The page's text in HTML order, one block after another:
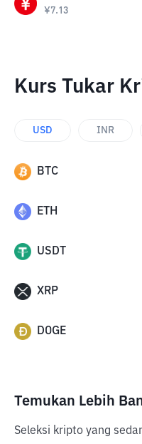
¥7.13
Kurs Tukar
USD INR
BTC
ETH
USDT
XRP
DOGE
Temukan Lebih
Seleksi kripto yang